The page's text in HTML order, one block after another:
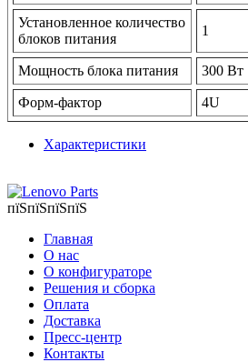
Установленное количество
блоков питания
1
Мощность блока питания 300 Вт
Форм-фактор 4U
Характеристики
пїЅпїЅпїЅпїЅ
Главная
О нас
О конфигураторе
Решения и сборка
Оплата
Доставка
Пресс-центр
Контакты